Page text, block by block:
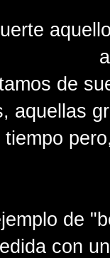
de
aquellas
tiempo
de
con